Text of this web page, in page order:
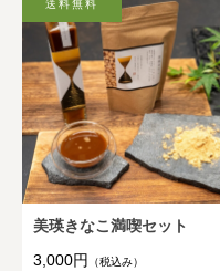
美瑛きなこ満喫セット
3,000円
（税込み）